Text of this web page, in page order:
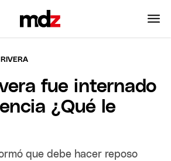
fue internado
¿Qué le
que debe hacer reposo